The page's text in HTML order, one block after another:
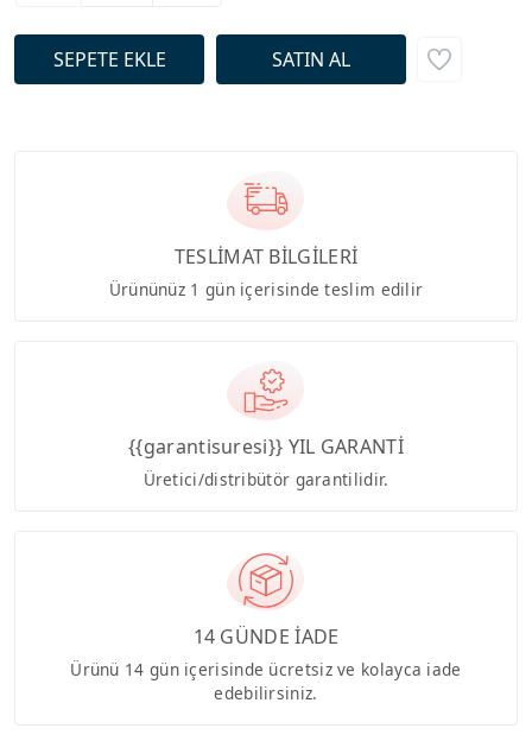
TESLİMAT BİLGİLERİ
Ürününüz 1 gün içerisinde teslim edilir
{{garantisuresi}} YIL GARANTİ
Üretici/distribütör garantilidir.
14 GÜNDE İADE
Ürünü 14 gün içerisinde ücretsiz ve kolayca iade
edebilirsiniz.